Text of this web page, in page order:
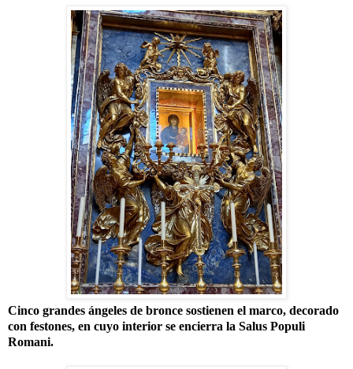
Cinco grandes ángeles de bronce sostienen el marco, decorado
con festones, en cuyo interior se encierra la Salus Populi
Romani.